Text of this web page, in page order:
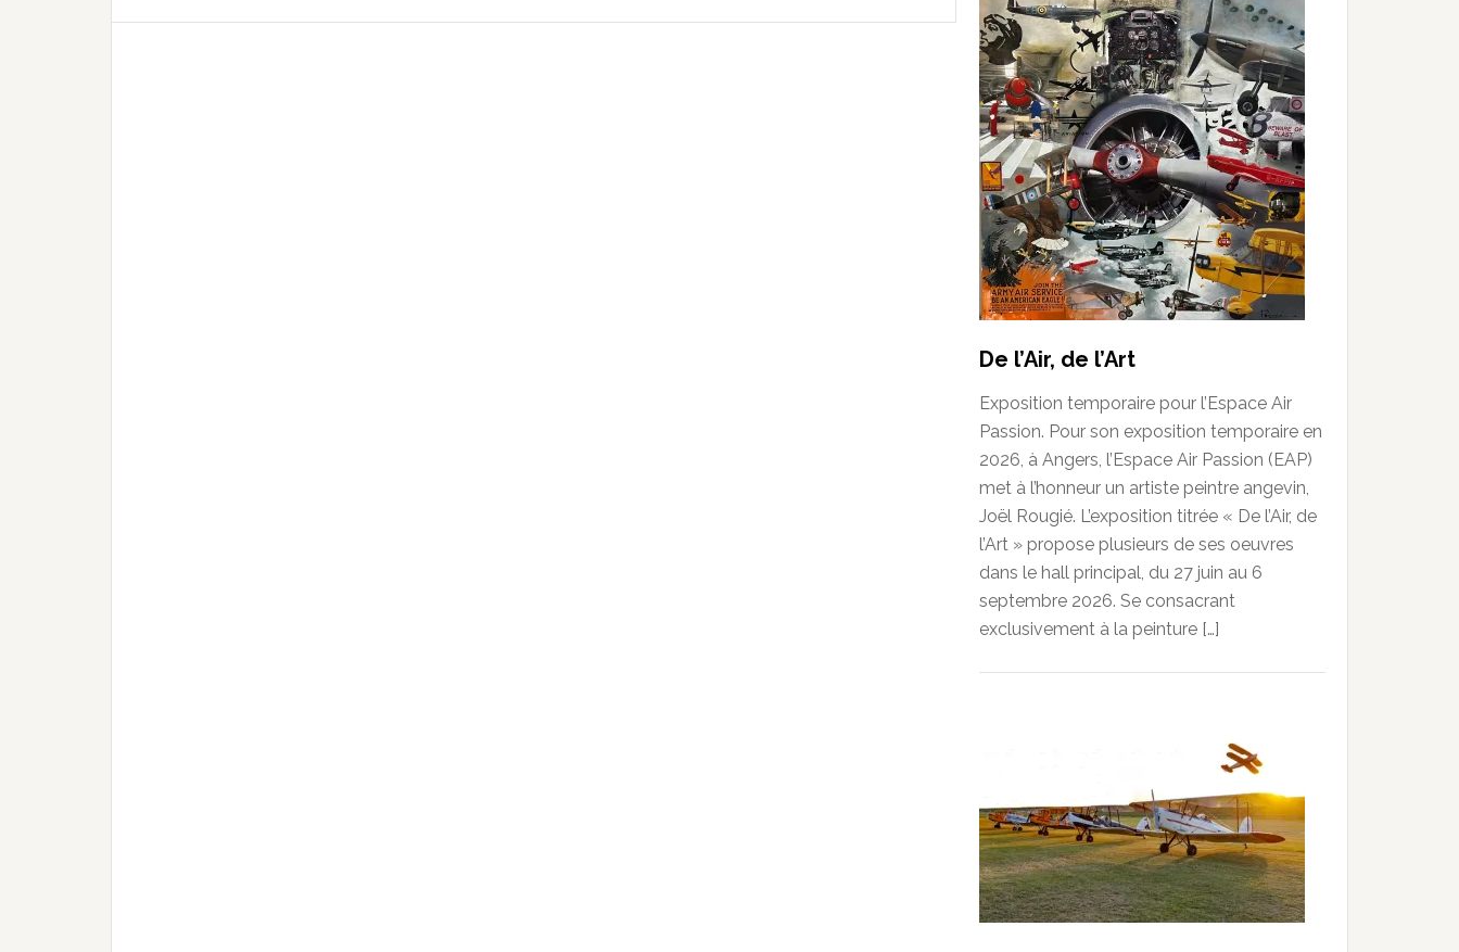
De l’Air, de l’Art
Exposition temporaire pour l’Espace Air
Passion. Pour son exposition temporaire en
2026, à Angers, l’Espace Air Passion (EAP)
met à l’honneur un artiste peintre angevin,
Joël Rougié. L’exposition titrée « De l’Air, de
l’Art » propose plusieurs de ses oeuvres
dans le hall principal, du 27 juin au 6
septembre 2026. Se consacrant
exclusivement à la peinture […]